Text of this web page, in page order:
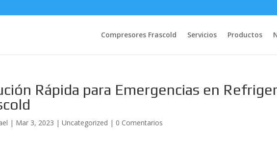
Compresores Frascold Servicios Productos
Rápida para Emergencias en
| Mar 3, 2023 |Uncategorized | 0 Comentarios